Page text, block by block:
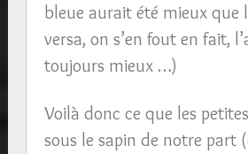
bleue aurait été mieux que
versa, on s’en fout en fait,
toujours mieux …)
Voilà donc ce que les
sous le sapin de notre part